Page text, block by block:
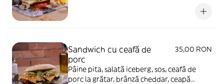
Sandwich cu ceafă de
porc
35,00 RON
Pâine pita, salată iceberg, sos, ceafă de
porc la grătar, brânză cheddar, ceapă